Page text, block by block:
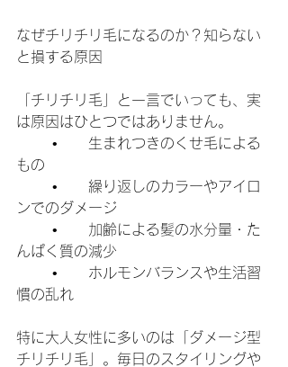
なぜチリチリ毛になるのか？知らない
と損する原因
「チリチリ毛」と一言でいっても、実
は原因はひとつではありません。
もの
ンでのダメージ
んぱく質の減少
慣の乱れ
特に大人女性に多いのは「ダメージ型
チリチリ毛」。毎日のスタイリングや